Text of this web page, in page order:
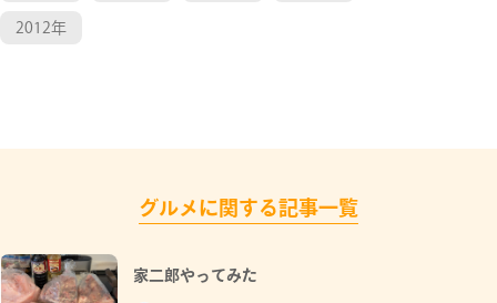
2012年
グルメに関する記事一覧
家二郎やってみた